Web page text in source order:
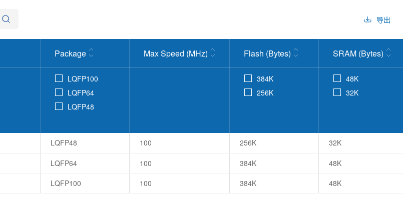
导出
Package
LQFP100
LQFP64
LQFP48
Max Speed (MHz) Flash (Bytes)
384K
256K
SRAM (Bytes)
48K
32K
LQFP48 100 256K 32K
LQFP64 100 384K 48K
LQFP100 100 384K 48K